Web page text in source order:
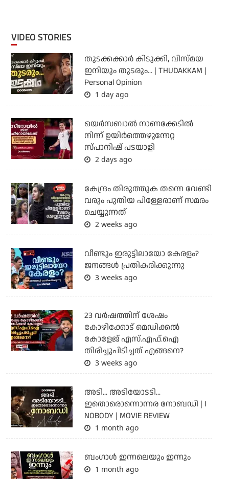
VIDEO STORIES
തുടക്കക്കാര്‍ കിടുക്കി, വിസ്മയ
ഇനിയും തുടരും... | THUDAKKAM |
Personal Opinion
1 day ago
ഒയര്‍സബാൽ നാണക്കേടിൽ
നിന്ന് ഉയിർത്തെഴുന്നേറ്റ
സ്പാനിഷ് പടയാളി
2 days ago
കേന്ദ്രം തിരുത്തുക തന്നെ വേണ്ടി
വരും പുതിയ പിള്ളേരാണ് സമരം
ചെയ്യുന്നത്
2 weeks ago
വീണ്ടും ഇരുട്ടിലായോ കേരളം?
ജനങ്ങൾ പ്രതികരിക്കുന്നു
3 weeks ago
23 വർഷത്തിന് ശേഷം
കോഴിക്കോട് മെഡിക്കൽ
കോളേജ് എസ്.എഫ്.ഐ
തിരിച്ചുപിടിച്ചത് എങ്ങനെ?
3 weeks ago
അടി... അടിയോടടി...
ഇതൊരൊന്നൊന്നര നോബഡി | I
NOBODY | MOVIE REVIEW
1 month ago
ബംഗാള്‍ ഇന്നലെയും ഇന്നും
1 month ago